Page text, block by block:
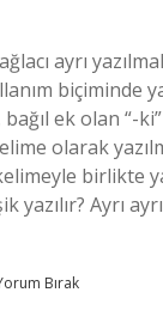
ayrı
biçiminde
ek olan “-
olarak
birlikte
yazılır? Ayrı
Bırak